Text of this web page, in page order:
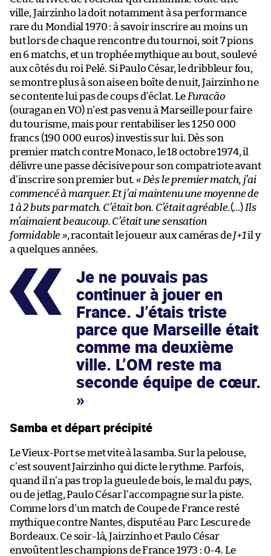
ville, Jairzinho la doit notamment à sa performance
rare du Mondial 1970 : à savoir inscrire au moins un
but lors de chaque rencontre du tournoi, soit 7 pions
en 6 matchs, et un trophée mythique au bout, soulevé
aux côtés du roi Pelé. Si Paulo César, le dribbleur fou,
se montre plus à son aise en boîte de nuit, Jairzinho ne
se contente lui pas de coups d’éclat. Le Furacão
(ouragan en VO) n’est pas venu à Marseille pour faire
du tourisme, mais pour rentabiliser les 1 250 000
francs (190 000 euros) investis sur lui. Dès son
premier match contre Monaco, le 18 octobre 1974, il
délivre une passe décisive pour son compatriote avant
d’inscrire son premier but. « Dès le premier match, j’ai
commencé à marquer. Et j’ai maintenu une moyenne de
1 à 2 buts par match. C’était bon. C’était agréable.(…) Ils
m’aimaient beaucoup. C’était une sensation
formidable », racontait le joueur aux caméras deJ+1il y
a quelques années.
Je ne pouvais pas
continuer à jouer en
France. J’étais triste
parce que Marseille était
comme ma deuxième
ville. L’OM reste ma
seconde équipe de cœur.
Samba et départ précipité
Le Vieux-Port se met vite à la samba. Sur la pelouse,
c’est souvent Jairzinho qui dicte le rythme. Parfois,
quand il n’a pas trop la gueule de bois, le mal du pays,
ou de jetlag, Paulo César l’accompagne sur la piste.
Comme lors d’un match de Coupe de France resté
mythique contre Nantes, disputé au Parc Lescure de
Bordeaux. Ce soir-là, Jairzinho et Paulo César
envoûtent les champions de France 1973 : 0-4. Le